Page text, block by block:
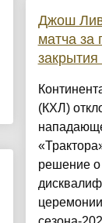
Джош
матча за
(КХЛ)
решение о